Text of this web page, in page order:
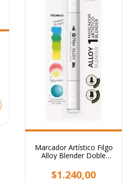
Marcador Artístico Filgo
Alloy Blender Doble
$1.240,00